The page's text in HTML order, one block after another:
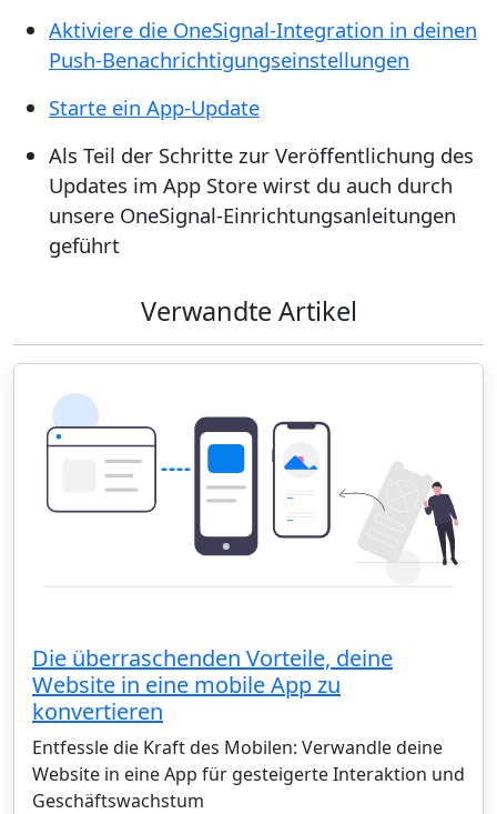
Aktiviere die OneSignal-Integration in deinen
Push-Benachrichtigungseinstellungen
Starte ein App-Update
Als Teil der Schritte zur Veröffentlichung des
Updates im App Store wirst du auch durch
unsere OneSignal-Einrichtungsanleitungen
geführt
Verwandte Artikel
Die überraschenden Vorteile, deine
Website in eine mobile App zu
konvertieren
Entfessle die Kraft des Mobilen: Verwandle deine
Website in eine App für gesteigerte Interaktion und
Geschäftswachstum